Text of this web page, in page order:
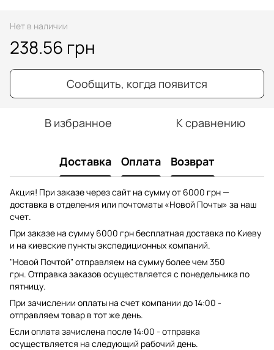
Нет в наличии
238.56 грн
Сообщить, когда появится
В избранное К сравнению
Доставка Оплата Возврат
Акция! При заказе через сайт на сумму от 6000 грн —
доставка в отделения или почтоматы «Новой Почты» за наш
счет.
При заказе на сумму 6000 грн бесплатная доставка по Киеву
и на киевские пункты экспедиционных компаний.
"Новой Почтой" отправляем на сумму более чем 350
грн. Отправка заказов осуществляется с понедельника по
пятницу.
При зачислении оплаты на счет компании до 14:00 -
отправляем товар в тот же день.
Если оплата зачислена после 14:00 - отправка
осуществляется на следующий рабочий день.